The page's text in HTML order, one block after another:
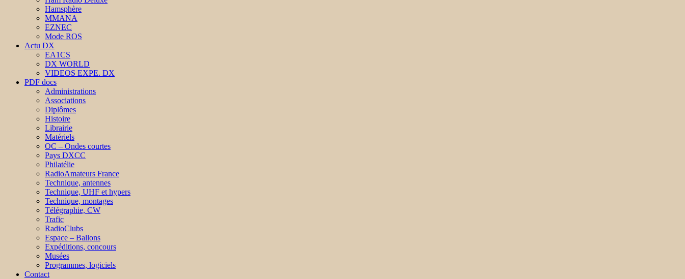
Hamsphère
MMANA
EZNEC
Mode ROS
Actu DX
EA1CS
DX WORLD
VIDEOS EXPE. DX
PDF docs
Administrations
Associations
Diplômes
Histoire
Librairie
Matériels
OC – Ondes courtes
Pays DXCC
Philatélie
RadioAmateurs France
Technique, antennes
Technique, UHF et hypers
Technique, montages
Télégraphie, CW
Trafic
RadioClubs
Espace – Ballons
Expéditions, concours
Musées
Programmes, logiciels
Contact